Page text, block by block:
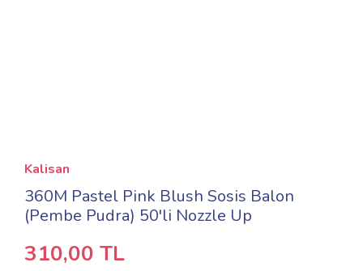
Kalisan
360M Pastel Pink Blush Sosis Balon
(Pembe Pudra) 50'li Nozzle Up
310,00 TL